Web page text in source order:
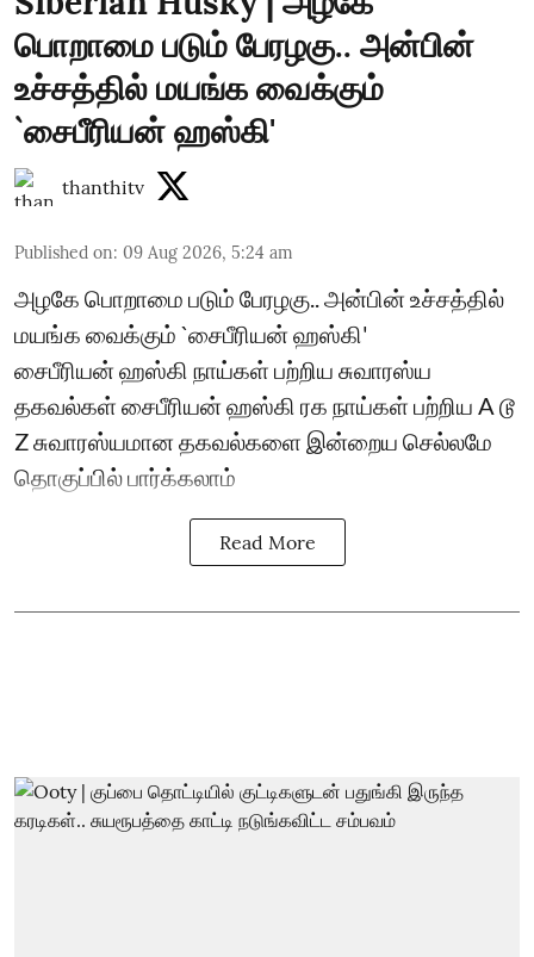
பொறாமை படும் பேரழகு.. அன்பின்
உச்சத்தில் மயங்க வைக்கும்
`சைபீரியன் ஹஸ்கி'
thanthitv
Published on: 09 Aug 2026, 5:24 am
அழகே பொறாமை படும் பேரழகு.. அன்பின் உச்சத்தில்
மயங்க வைக்கும் `சைபீரியன் ஹஸ்கி'
சைபீரியன் ஹஸ்கி நாய்கள் பற்றிய சுவாரஸ்ய
தகவல்கள் சைபீரியன் ஹஸ்கி ரக நாய்கள் பற்றிய A டூ
Z சுவாரஸ்யமான தகவல்களை இன்றைய செல்லமே
தொகுப்பில் பார்க்கலாம்
Read More